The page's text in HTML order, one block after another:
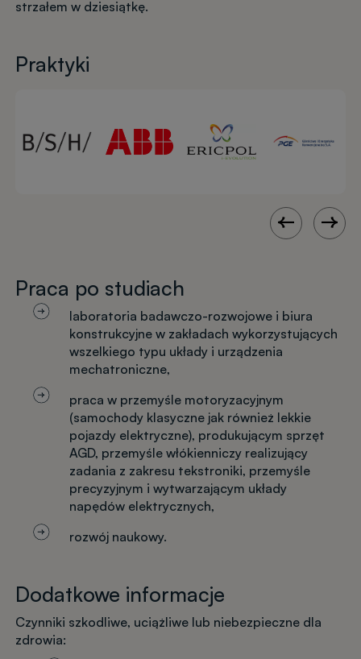
strzałem w dziesiątkę.
Praktyki
Praca po studiach
laboratoria badawczo-rozwojowe i biura
konstrukcyjne w zakładach wykorzystujących
wszelkiego typu układy i urządzenia
mechatroniczne,
praca w przemyśle motoryzacyjnym
(samochody klasyczne jak również lekkie
pojazdy elektryczne), produkującym sprzęt
AGD, przemyśle włókienniczy realizujący
zadania z zakresu tekstroniki, przemyśle
precyzyjnym i wytwarzającym układy
napędów elektrycznych,
rozwój naukowy.
Dodatkowe informacje
Czynniki szkodliwe, uciążliwe lub niebezpieczne dla
zdrowia: